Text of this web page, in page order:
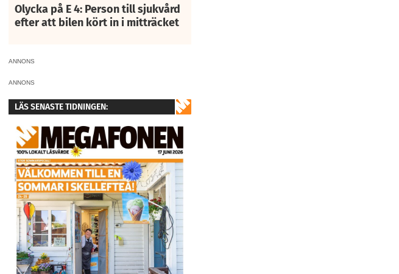
Olycka på E 4: Person till sjukvård
efter att bilen kört in i mitträcket
ANNONS
ANNONS
LÄS SENASTE TIDNINGEN: